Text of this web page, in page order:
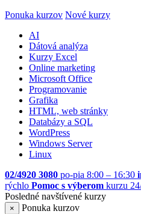
Ponuka kurzov Nové kurzy
AI
Dátová analýza
Kurzy Excel
Online marketing
Microsoft Office
Programovanie
Grafika
HTML, web stránky
Databázy a SQL
WordPress
Windows Server
Linux
02/4920 3080 po-pia 8:00 – 16:30
rýchlo Pomoc s výberom kurzu
Posledné navštívené kurzy
×
Ponuka kurzov